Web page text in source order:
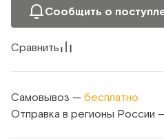
Сообщить о
Сравнить
Самовывоз — бесплатно
Отправка в регионы России